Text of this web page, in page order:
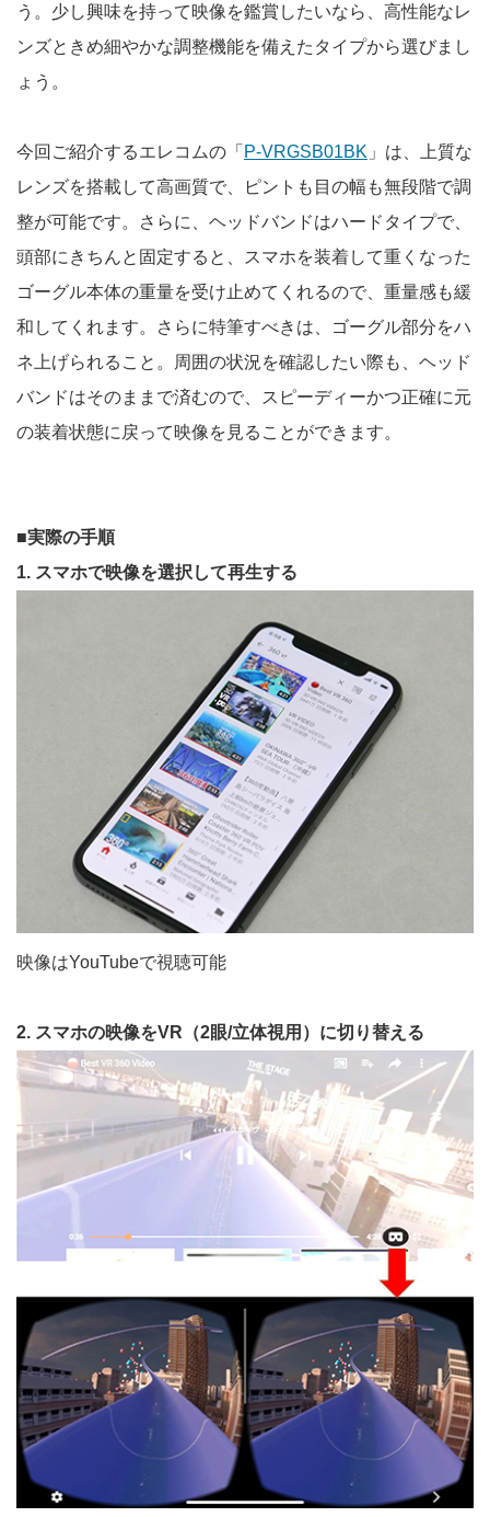
う。少し興味を持って映像を鑑賞したいなら、高性能なレ
ンズときめ細やかな調整機能を備えたタイプから選びまし
ょう。
今回ご紹介するエレコムの「 P-VRGSB01BK 」は、上質な
レンズを搭載して高画質で、ピントも目の幅も無段階で調
整が可能です。さらに、ヘッドバンドはハードタイプで、
頭部にきちんと固定すると、スマホを装着して重くなった
ゴーグル本体の重量を受け止めてくれるので、重量感も緩
和してくれます。さらに特筆すべきは、ゴーグル部分をハ
ネ上げられること。周囲の状況を確認したい際も、ヘッド
バンドはそのままで済むので、スピーディーかつ正確に元
の装着状態に戻って映像を見ることができます。
■実際の手順
1. スマホで映像を選択して再生する
映像はYouTubeで視聴可能
2. スマホの映像をVR（2眼/立体視用）に切り替える